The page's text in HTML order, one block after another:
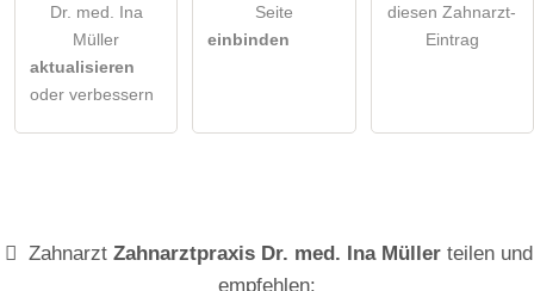
Dr. med. Ina
Müller
aktualisieren
oder verbessern
Seite
einbinden
diesen Zahnarzt-
Eintrag
ZahnarztZahnarztpraxis Dr. med. Ina Müller teilen und
empfehlen: